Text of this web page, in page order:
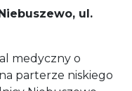
ul.
medyczny o
parterze niskiego